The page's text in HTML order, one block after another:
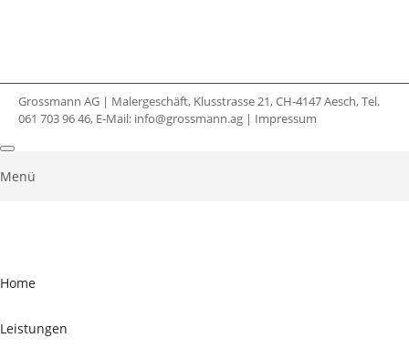
Grossmann AG | Malergeschäft, Klusstrasse 21, CH-4147 Aesch, Tel.
061 703 96 46, E-Mail: info@grossmann.ag | Impressum
Menü
Home
Leistungen